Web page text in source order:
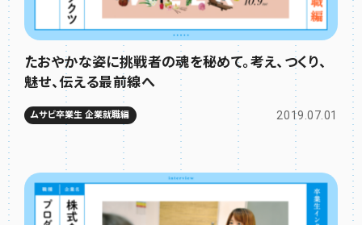
たおやかな姿に挑戦者の魂を秘めて。考え、つくり、
魅せ、伝える最前線へ
ムサビ卒業生 企業就職編 2019.07.01